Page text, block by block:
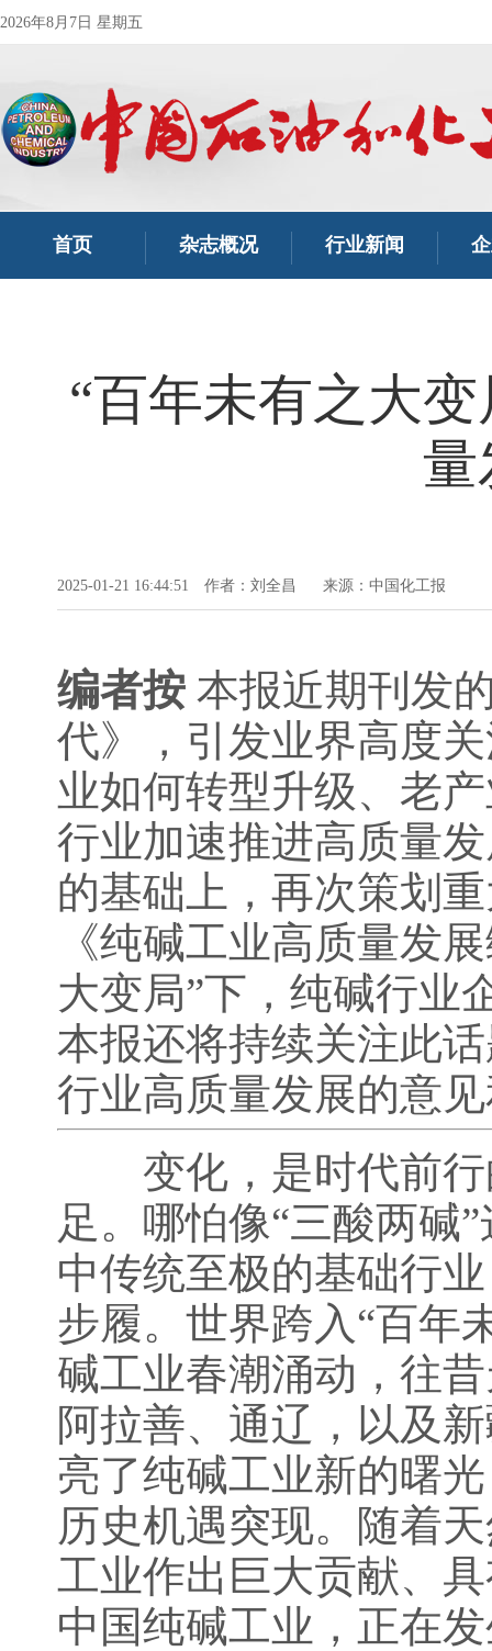
2026年8月7日 星期五
首页 杂志概况 行业新闻
“百年未有之大
量
2025-01-21 16:44:51 作者：刘全昌 来源：中国化工报
编者按 本报近期刊发
代》，引发业界高度
业如何转型升级、老
行业加速推进高质量
的基础上，再次策划
《纯碱工业高质量发
大变局”下，纯碱行业
本报还将持续关注此
行业高质量发展的意
变化，是时代前行
足。哪怕像“三酸两碱
中传统至极的基础行
步履。世界跨入“百年
碱工业春潮涌动，往
阿拉善、通辽，以及
亮了纯碱工业新的曙
历史机遇突现。随着
工业作出巨大贡献、
中国纯碱工业，正在